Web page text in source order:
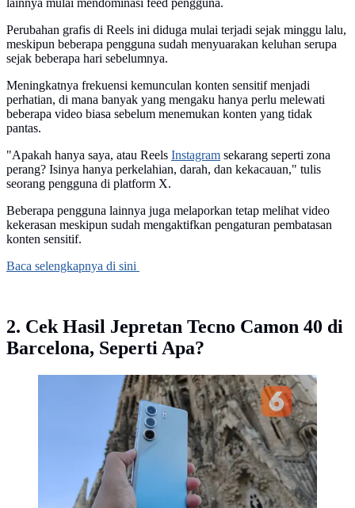
lainnya mulai mendominasi feed pengguna.
Perubahan grafis di Reels ini diduga mulai terjadi sejak minggu lalu,
meskipun beberapa pengguna sudah menyuarakan keluhan serupa
sejak beberapa hari sebelumnya.
Meningkatnya frekuensi kemunculan konten sensitif menjadi
perhatian, di mana banyak yang mengaku hanya perlu melewati
beberapa video biasa sebelum menemukan konten yang tidak
pantas.
"Apakah hanya saya, atau Reels Instagram sekarang seperti zona
perang? Isinya hanya perkelahian, darah, dan kekacauan," tulis
seorang pengguna di platform X.
Beberapa pengguna lainnya juga melaporkan tetap melihat video
kekerasan meskipun sudah mengaktifkan pengaturan pembatasan
konten sensitif.
Baca selengkapnya di sini
2. Cek Hasil Jepretan Tecno Camon 40 di
Barcelona, Seperti Apa?
Cek hasil foto Tecno Camon 40 di Barcelona.
(Liputan6.com/Agustinus M Damar).
(Liputan6.com/Agustinus M Damar)